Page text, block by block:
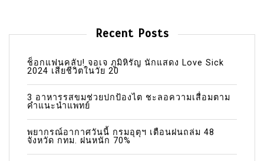
Recent Posts
ช็อกแฟนคลับ! จอเจ ภูมิหิรัญ นักแสดง Love Sick
2024 เสียชีวิตในวัย 20
3 อาหารรสขมช่วยปกป้องไต ชะลอความเสื่อมตาม
คำแนะนำแพทย์
พยากรณ์อากาศวันนี้ กรมอุตุฯ เตือนฝนถล่ม 48
จังหวัด กทม. ฝนหนัก 70%